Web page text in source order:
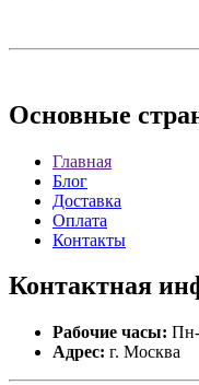
Основные
Главная
Блог
Доставка
Оплата
Контакты
Контактная
Рабочие часы: Пн-
Адрес: г. Москва